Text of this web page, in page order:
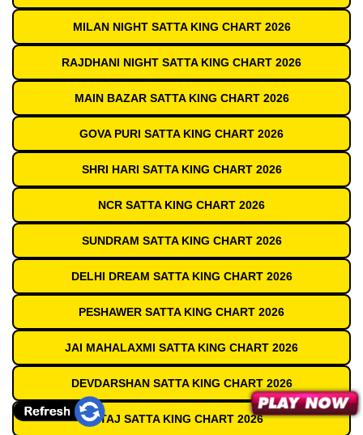
MILAN NIGHT SATTA KING CHART 2026
RAJDHANI NIGHT SATTA KING CHART 2026
MAIN BAZAR SATTA KING CHART 2026
GOVA PURI SATTA KING CHART 2026
SHRI HARI SATTA KING CHART 2026
NCR SATTA KING CHART 2026
SUNDRAM SATTA KING CHART 2026
DELHI DREAM SATTA KING CHART 2026
PESHAWER SATTA KING CHART 2026
JAI MAHALAXMI SATTA KING CHART 2026
DEVDARSHAN SATTA KING CHART 2026
TAJ SATTA KING CHART 2026